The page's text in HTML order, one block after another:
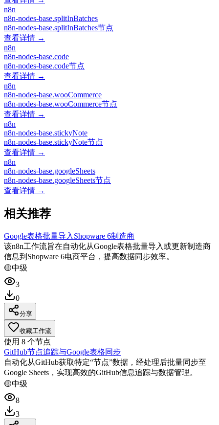
n8n
n8n-nodes-base.splitInBatches
n8n-nodes-base.splitInBatches节点
查看详情 →
n8n
n8n-nodes-base.code
n8n-nodes-base.code节点
查看详情 →
n8n
n8n-nodes-base.wooCommerce
n8n-nodes-base.wooCommerce节点
查看详情 →
n8n
n8n-nodes-base.stickyNote
n8n-nodes-base.stickyNote节点
查看详情 →
n8n
n8n-nodes-base.googleSheets
n8n-nodes-base.googleSheets节点
查看详情 →
相关推荐
Google表格批量导入Shopware 6制造商
该n8n工作流旨在自动化从Google表格批量导入或更新制造商
信息到Shopware 6电商平台，提高数据同步效率。
🟡中级
3
0
分享
收藏工作流
使用 8 个节点
GitHub节点追踪与Google表格同步
自动化从GitHub获取特定“节点”数据，经处理后批量同步至
Google Sheets，实现高效的GitHub信息追踪与数据管理。
🟡中级
8
3